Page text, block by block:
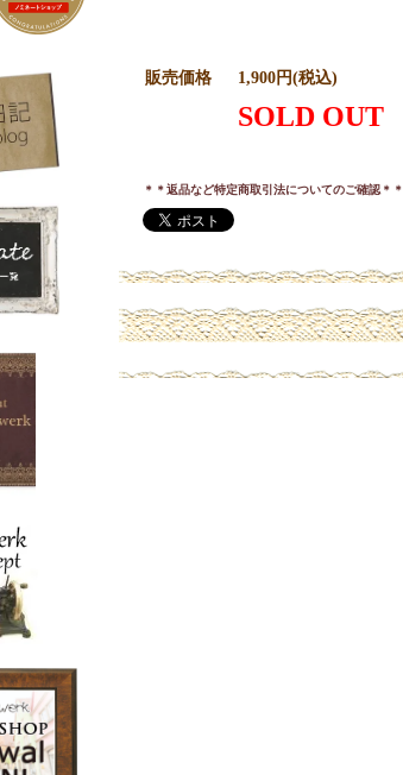
販売価格 1,900円(税込)
SOLD OUT
＊＊返品など特定商取引法についてのご確認＊＊